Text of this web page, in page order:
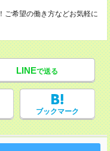
ご希望の働き方などお気軽に
LINEで送る
ブックマーク